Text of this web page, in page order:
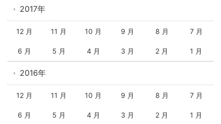
2017年
12 月 11 月 10 月 9 月 8 月 7 月
6 月 5 月 4 月 3 月 2 月 1 月
2016年
12 月 11 月 10 月 9 月 8 月 7 月
6 月 5 月 4 月 3 月 2 月 1 月